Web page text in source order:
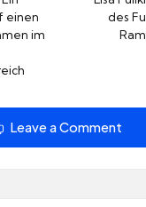
einen
im
des
Leave a Comment